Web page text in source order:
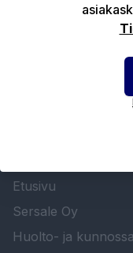
Tekniset edut
Etusivu
Sersale Oy
Huolto- ja